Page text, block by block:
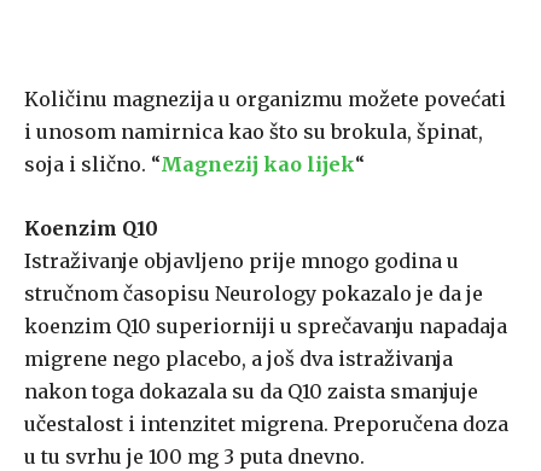
Količinu magnezija u organizmu možete povećati
i unosom namirnica kao što su brokula, špinat,
soja i slično. “Magnezij kao lijek“
Koenzim Q10
Istraživanje objavljeno prije mnogo godina u
stručnom časopisu Neurology pokazalo je da je
koenzim Q10 superiorniji u sprečavanju napadaja
migrene nego placebo, a još dva istraživanja
nakon toga dokazala su da Q10 zaista smanjuje
učestalost i intenzitet migrena. Preporučena doza
u tu svrhu je 100 mg 3 puta dnevno.